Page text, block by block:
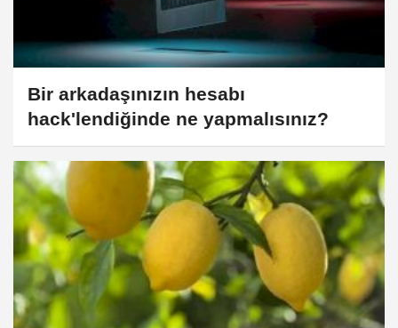
Bir arkadaşınızın hesabı
hack'lendiğinde ne yapmalısınız?